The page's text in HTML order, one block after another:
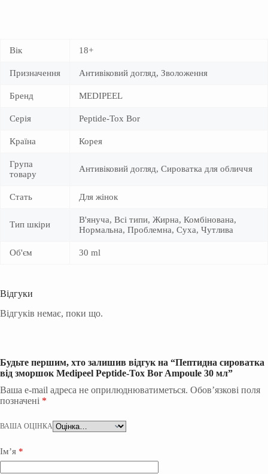
Вік 18+
Призначення Антивіковий догляд, Зволоження
Бренд MEDIPEEL
Серія Peptide-Tox Bor
Країна Корея
Група
товару
Антивіковий догляд, Сироватка для обличчя
Стать Для жінок
Тип шкіри
В'януча, Всі типи, Жирна, Комбінована,
Нормальна, Проблемна, Суха, Чутлива
Об'єм 30 ml
Відгуки
Відгуків немає, поки що.
Будьте першим, хто залишив відгук на “Пептидна сироватка
від зморшок Medipeel Peptide-Tox Bor Ampoule 30 мл”
Ваша e-mail адреса не оприлюднюватиметься. Обов’язкові поля
позначені *
ВАША ОЦІНКА
Ім’я *